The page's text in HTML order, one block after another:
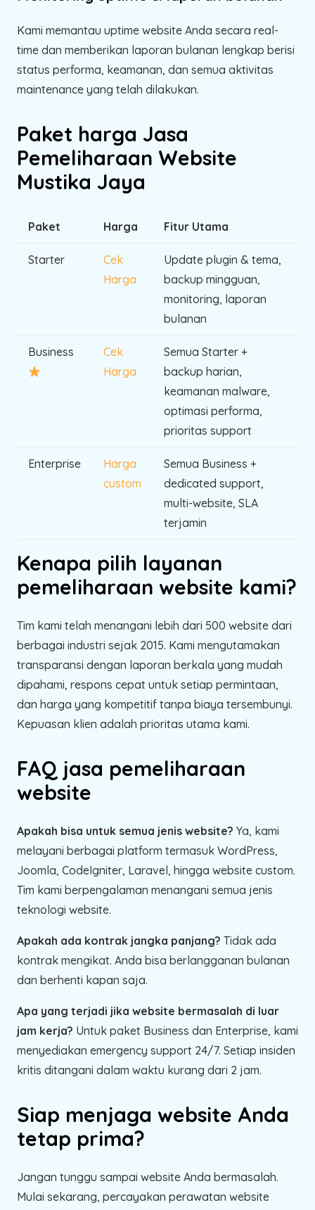
Kami memantau uptime website Anda secara real-
time dan memberikan laporan bulanan lengkap berisi
status performa, keamanan, dan semua aktivitas
maintenance yang telah dilakukan.
Paket harga Jasa
Pemeliharaan Website
Mustika Jaya
Paket Harga Fitur Utama
Starter
Cek
Harga
Update plugin & tema,
backup mingguan,
monitoring, laporan
bulanan
Business
Cek
Harga
Semua Starter +
backup harian,
keamanan malware,
optimasi performa,
prioritas support
Enterprise
Harga
custom
Semua Business +
dedicated support,
multi-website, SLA
terjamin
Kenapa pilih layanan
pemeliharaan website kami?
Tim kami telah menangani lebih dari 500 website dari
berbagai industri sejak 2015. Kami mengutamakan
transparansi dengan laporan berkala yang mudah
dipahami, respons cepat untuk setiap permintaan,
dan harga yang kompetitif tanpa biaya tersembunyi.
Kepuasan klien adalah prioritas utama kami.
FAQ jasa pemeliharaan
website
Apakah bisa untuk semua jenis website? Ya, kami
melayani berbagai platform termasuk WordPress,
Joomla, CodeIgniter, Laravel, hingga website custom.
Tim kami berpengalaman menangani semua jenis
teknologi website.
Apakah ada kontrak jangka panjang? Tidak ada
kontrak mengikat. Anda bisa berlangganan bulanan
dan berhenti kapan saja.
Apa yang terjadi jika website bermasalah di luar
jam kerja? Untuk paket Business dan Enterprise, kami
menyediakan emergency support 24/7. Setiap insiden
kritis ditangani dalam waktu kurang dari 2 jam.
Siap menjaga website Anda
tetap prima?
Jangan tunggu sampai website Anda bermasalah.
Mulai sekarang, percayakan perawatan website